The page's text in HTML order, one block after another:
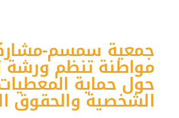
جمعية سمسم-
مواطنة تنظم ورشة
حول حماية
الشخصية والحقوق